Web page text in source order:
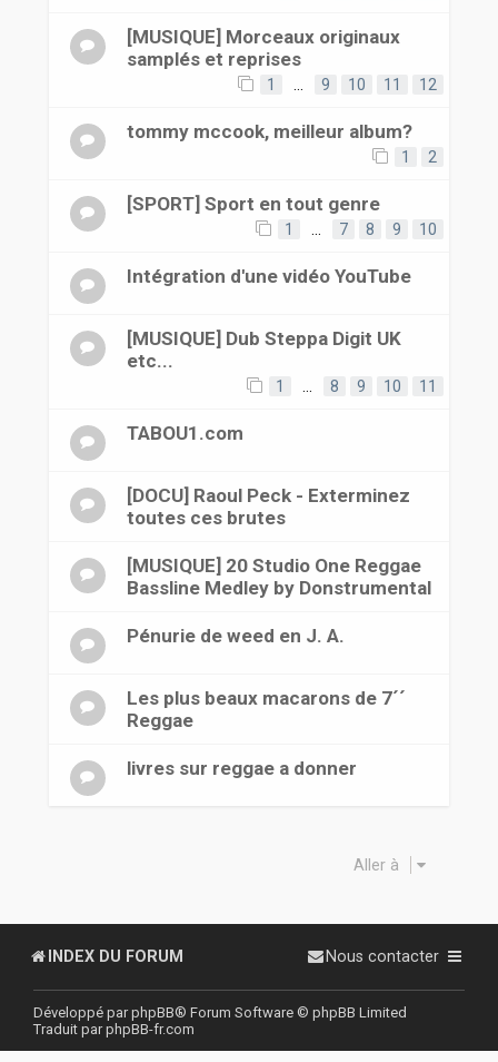
[MUSIQUE] Morceaux originaux
samplés et reprises
1 9 10 11 12
tommy mccook, meilleur album?
1 2
[SPORT] Sport en tout genre
1 7 8 9 10
Intégration d'une vidéo YouTube
[MUSIQUE] Dub Steppa Digit UK
etc...
1 8 9 10 11
TABOU1.com
[DOCU] Raoul Peck - Exterminez
toutes ces brutes
[MUSIQUE] 20 Studio One Reggae
Bassline Medley by Donstrumental
Pénurie de weed en J. A.
Les plus beaux macarons de 7´´
Reggae
livres sur reggae a donner
Aller à
INDEX DU FORUM Nous contacter
Développé parphpBB® Forum Software © phpBB Limited
Traduit parphpBB-fr.com